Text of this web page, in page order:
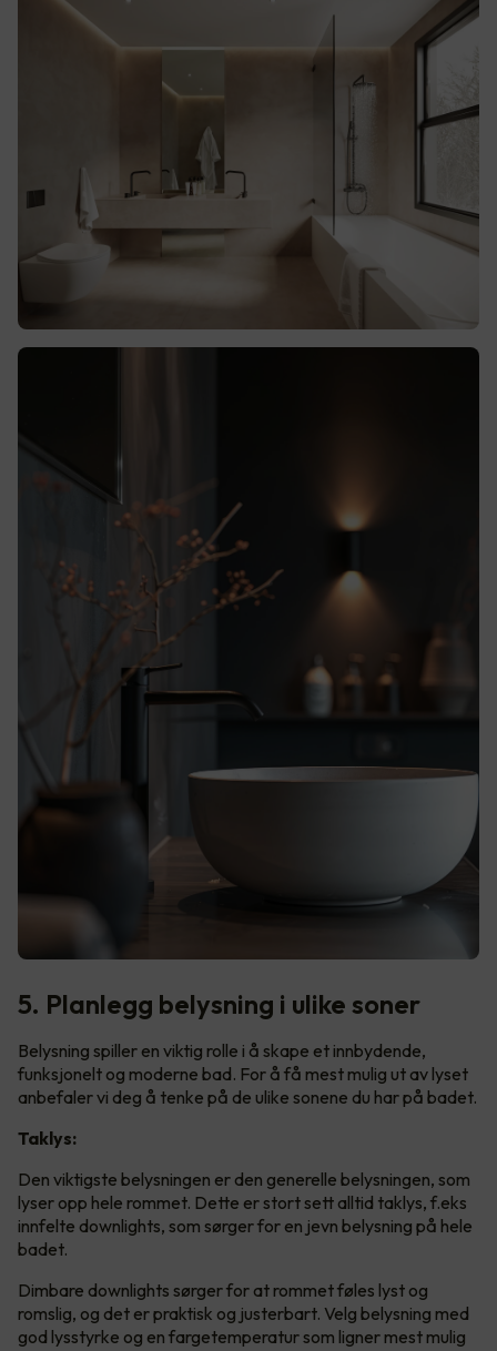
5. Planlegg belysning i ulike soner
Belysning spiller en viktig rolle i å skape et innbydende,
funksjonelt og moderne bad. For å få mest mulig ut av lyset
anbefaler vi deg å tenke på de ulike sonene du har på badet.
Taklys:
Den viktigste belysningen er den generelle belysningen, som
lyser opp hele rommet. Dette er stort sett alltid taklys, f.eks
innfelte downlights, som sørger for en jevn belysning på hele
badet.
Dimbare downlights sørger for at rommet føles lyst og
romslig, og det er praktisk og justerbart. Velg belysning med
god lysstyrke og en fargetemperatur som ligner mest mulig